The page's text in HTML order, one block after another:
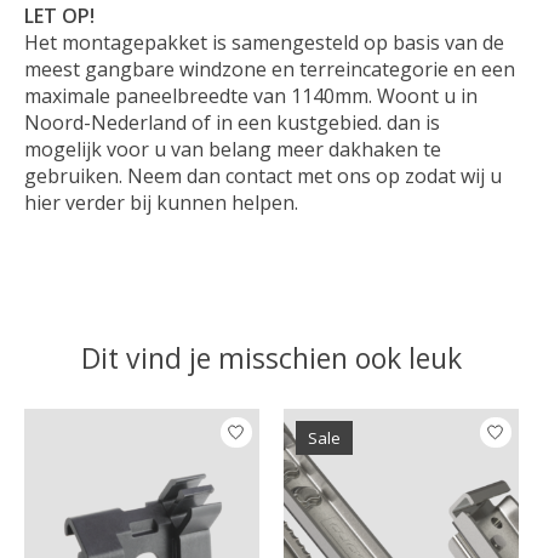
LET OP!
Het montagepakket is samengesteld op basis van de
meest gangbare windzone en terreincategorie en een
maximale paneelbreedte van 1140mm. Woont u in
Noord-Nederland of in een kustgebied. dan is
mogelijk voor u van belang meer dakhaken te
gebruiken. Neem dan contact met ons op zodat wij u
hier verder bij kunnen helpen.
Dit vind je misschien ook leuk
Items van productcarrousel
Sale